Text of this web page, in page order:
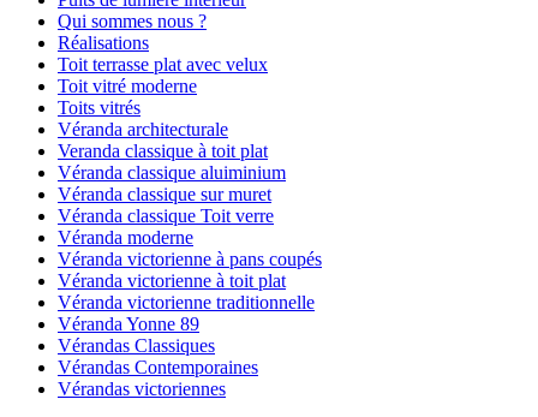
Qui sommes nous ?
Réalisations
Toit terrasse plat avec velux
Toit vitré moderne
Toits vitrés
Véranda architecturale
Veranda classique à toit plat
Véranda classique aluiminium
Véranda classique sur muret
Véranda classique Toit verre
Véranda moderne
Véranda victorienne à pans coupés
Véranda victorienne à toit plat
Véranda victorienne traditionnelle
Véranda Yonne 89
Vérandas Classiques
Vérandas Contemporaines
Vérandas victoriennes